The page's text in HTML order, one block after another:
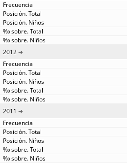
2012
2011